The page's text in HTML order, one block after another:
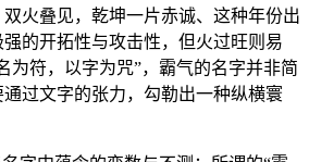
火叠见，乾坤一片赤诚、这种年份出
的开拓性与攻击性，但火过旺则易
为符，以字为咒”，霸气的名字并非简
过文字的张力，勾勒出一种纵横寰